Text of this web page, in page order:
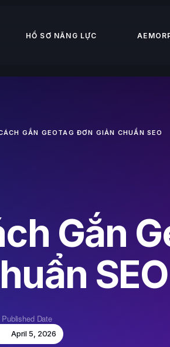
HỒ SƠ NĂNG LỰC
GẮN GEOTAG ĐƠN GIẢN CHUẨN SEO
Gắn
SEO
Published Date
April 5, 2026